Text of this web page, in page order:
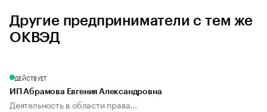
Другие предприниматели с тем же
ОКВЭД
ДЕЙСТВУЕТ
ИП Абрамова Евгения Александровна
Деятельность в области права...